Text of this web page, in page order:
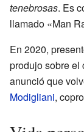
tenebrosas. Es
llamado «Man
En 2020,
produjo sobre el
anunció que
Modigliani,